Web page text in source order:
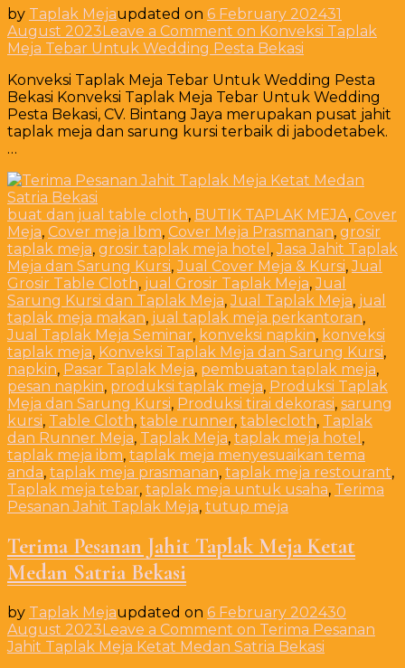
by Taplak Mejaupdated on 6 February 202431
August 2023Leave a Comment on Konveksi Taplak
Meja Tebar Untuk Wedding Pesta Bekasi
Konveksi Taplak Meja Tebar Untuk Wedding Pesta
Bekasi Konveksi Taplak Meja Tebar Untuk Wedding
Pesta Bekasi, CV. Bintang Jaya merupakan pusat jahit
taplak meja dan sarung kursi terbaik di jabodetabek.
…
buat dan jual table cloth, BUTIK TAPLAK MEJA, Cover
Meja, Cover meja Ibm, Cover Meja Prasmanan, grosir
taplak meja, grosir taplak meja hotel ,Jasa Jahit Taplak
Meja dan Sarung Kursi,Jual Cover Meja & Kursi,Jual
Grosir Table Cloth, jual Grosir Taplak Meja,Jual
Sarung Kursi dan Taplak Meja,Jual Taplak Meja, jual
taplak meja makan, jual taplak meja perkantoran,
Jual Taplak Meja Seminar, konveksi napkin, konveksi
taplak meja, Konveksi Taplak Meja dan Sarung Kursi,
napkin, Pasar Taplak Meja, pembuatan taplak meja,
pesan napkin, produksi taplak meja, Produksi Taplak
Meja dan Sarung Kursi, Produksi tirai dekorasi, sarung
kursi, Table Cloth, table runner, tablecloth, Taplak
dan Runner Meja, Taplak Meja, taplak meja hotel ,
taplak meja ibm, taplak meja menyesuaikan tema
anda, taplak meja prasmanan, taplak meja restourant,
Taplak meja tebar, taplak meja untuk usaha, Terima
Pesanan Jahit Taplak Meja, tutup meja
Terima Pesanan Jahit Taplak Meja Ketat
Medan Satria Bekasi
by Taplak Mejaupdated on 6 February 202430
August 2023Leave a Comment on Terima Pesanan
Jahit Taplak Meja Ketat Medan Satria Bekasi